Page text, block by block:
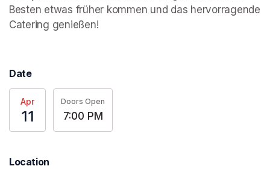
Besten etwas früher kommen und das hervorragende
Catering genießen!
Date
Apr
11
Doors Open
7:00 PM
Location